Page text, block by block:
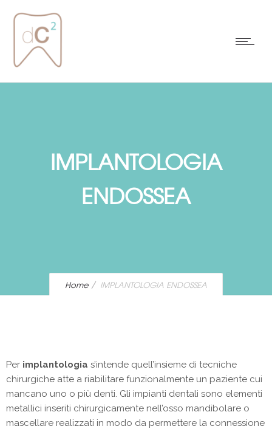
IMPLANTOLOGIA
ENDOSSEA
Home IMPLANTOLOGIA ENDOSSEA
Per implantologia s’intende quell’insieme di tecniche
chirurgiche atte a riabilitare funzionalmente un paziente cui
mancano uno o più denti. Gli impianti dentali sono elementi
metallici inseriti chirurgicamente nell’osso mandibolare o
mascellare realizzati in modo da permettere la connessione